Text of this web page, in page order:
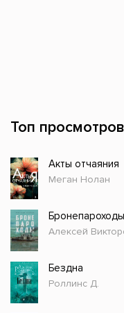
Топ просмотров
Акты отчаяния
Меган Нолан
Бронепароходы
Алексей
Бездна
Роллинс Д.